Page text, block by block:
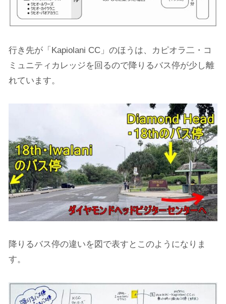
行き先が「Kapiolani CC」のほうは、カピオラ二・コ
ミュニティカレッジを回るので降りるバス停が少し離
れています。
降りるバス停の違いを図で表すとこのようになりま
す。